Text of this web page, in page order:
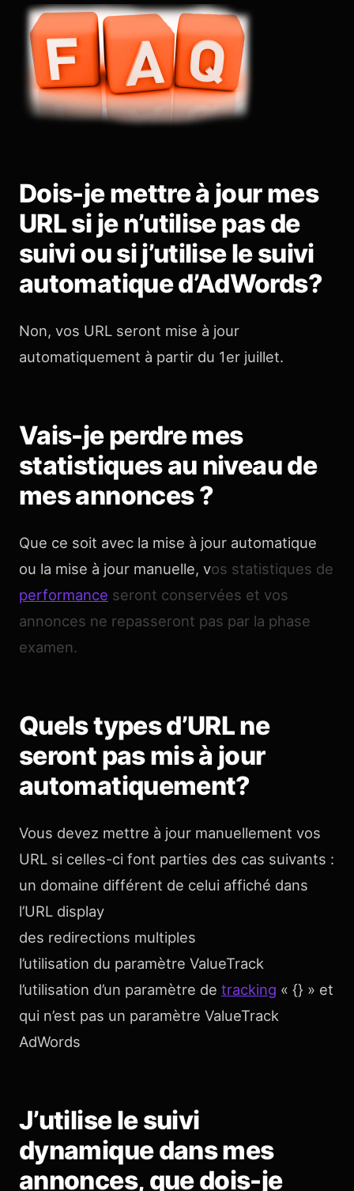
Dois-je mettre à jour mes
URL si je n’utilise pas de
suivi ou si j’utilise le suivi
automatique d’AdWords?
Non, vos URL seront mise à jour
automatiquement à partir du 1er juillet.
Vais-je perdre mes
statistiques au niveau de
mes annonces ?
Que ce soit avec la mise à jour automatique
ou la mise à jour manuelle, vos statistiques de
performance seront conservées et vos
annonces ne repasseront pas par la phase
examen.
Quels types d’URL ne
seront pas mis à jour
automatiquement?
Vous devez mettre à jour manuellement vos
URL si celles-ci font parties des cas suivants :
un domaine différent de celui affiché dans
l’URL display
des redirections multiples
l’utilisation du paramètre ValueTrack
l’utilisation d’un paramètre de tracking « {} » et
qui n’est pas un paramètre ValueTrack
AdWords
J’utilise le suivi
dynamique dans mes
annonces, que dois-je